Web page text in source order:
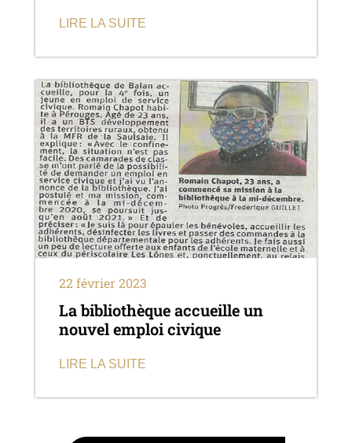
LIRE LA SUITE
22 février 2023
La bibliothèque accueille un
nouvel emploi civique
LIRE LA SUITE